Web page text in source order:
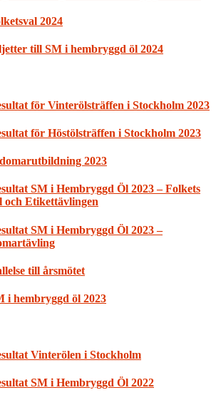
2024
till SM i hembryggd öl 2024
för Vinterölsträffen i Stockholm 2023
för Höstölsträffen i Stockholm 2023
2023
SM i Hembryggd Öl 2023 – Folkets
och Etikettävlingen
SM i Hembryggd Öl 2023 –
till årsmötet
i hembryggd öl 2023
Vinterölen i Stockholm
SM i Hembryggd Öl 2022